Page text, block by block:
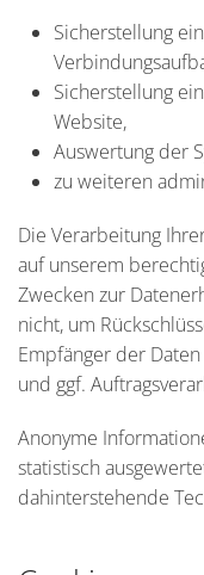
Sicherstellung
Sicherstellung
Website,
Auswertung der
zu weiteren
Die Verarbeitung
auf unserem
Zwecken zur
nicht, um
Empfänger der
und ggf.
Anonyme
statistisch
dahinterstehende